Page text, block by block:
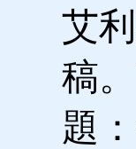
艾
稿
題